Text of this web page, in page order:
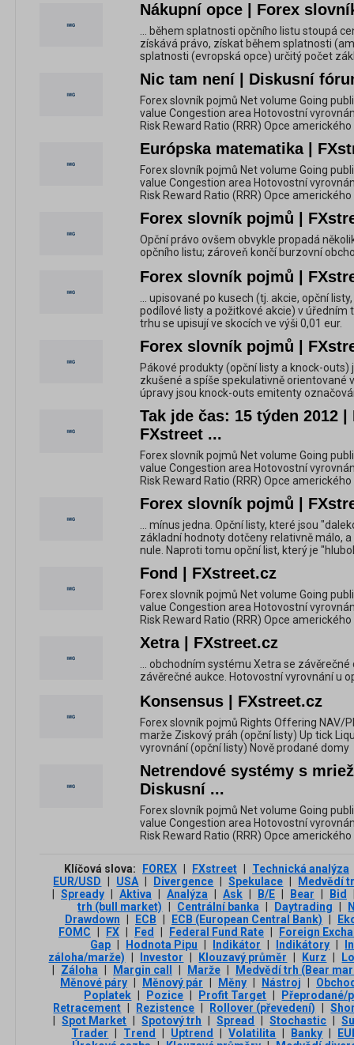
Nákupní opce | Forex
... během splatnosti opčního listu stoupá
získává právo, získat během splatnosti
splatnosti (evropská opce) určitý počet
Nic tam není | Diskusní
Forex slovník pojmů Net volume Going
value Congestion area Hotovostní
Risk Reward Ratio (RRR) Opce
Európska matematika |
Forex slovník pojmů Net volume Going
value Congestion area Hotovostní
Risk Reward Ratio (RRR) Opce
Forex slovník pojmů |
Opční právo ovšem obvykle propadá
opčního listu; zároveň končí burzovní
Forex slovník pojmů |
... upisované po kusech (tj. akcie, opční
podílové listy a požitkové akcie) v
trhu se upisují ve skocích ve výši 0,01 eur.
Forex slovník pojmů |
Pákové produkty (opční listy a knock-
zkušené a spíše spekulativně orientované
úpravy jsou knock-outs emitenty
Tak jde čas: 15 týden 2012
FXstreet ...
Forex slovník pojmů Net volume Going
value Congestion area Hotovostní
Risk Reward Ratio (RRR) Opce
Forex slovník pojmů |
... mínus jedna. Opční listy, které jsou
základní hodnoty dotčeny relativně málo,
nule. Naproti tomu opční list, který je
Fond | FXstreet.cz
Forex slovník pojmů Net volume Going
value Congestion area Hotovostní
Risk Reward Ratio (RRR) Opce
Xetra | FXstreet.cz
... obchodním systému Xetra se
závěrečné aukce. Hotovostní vyrovnání u
Konsensus | FXstreet.cz
Forex slovník pojmů Rights Offering NAV/
marže Ziskový práh (opční listy) Up tick
vyrovnání (opční listy) Nově prodané domy
Netrendové systémy s
Diskusní ...
Forex slovník pojmů Net volume Going
value Congestion area Hotovostní
Risk Reward Ratio (RRR) Opce
Klíčová slova: FOREX FXstreet
Technická analýza
EUR/USD
USA Divergence Spekulace
Medvědí
Spready Aktiva Analýza Ask B/E Bear Bid
trh (bull market)
Centrální banka Daytrading
Drawdown
ECB ECB (European Central Bank)
FOMC
FX Fed Federal Fund Rate
Foreign
Gap
Hodnota Pipu Indikátor Indikátory
záloha/marže)
Investor Klouzavý průměr Kurz
Záloha Margin call Marže
Medvědí trh (Bear
Měnové páry
Měnový pár Měny Nástroj
Poplatek
Pozice Profit Target
Přeprodané/
Retracement
Rezistence Rollover (převedení)
Spot Market Spotový trh Spread Stochastic
Trader
Trend Uptrend Volatilita Banky